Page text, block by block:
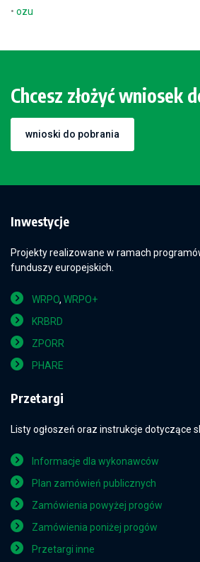
• ozu
Chcesz złożyć wniosek
wnioski do pobrania
Inwestycje
Projekty realizowane w ramach
funduszy europejskich.
WRPO, WRPO+
KRBRD
ZPORR
PHARE
Przetargi
Listy ogłoszeń oraz instrukcje dotyczące
Informacje dla wykonawców
Plan zamówień publicznych
Zamówienia powyżej progów
Zamówienia poniżej progów
Przetargi inne